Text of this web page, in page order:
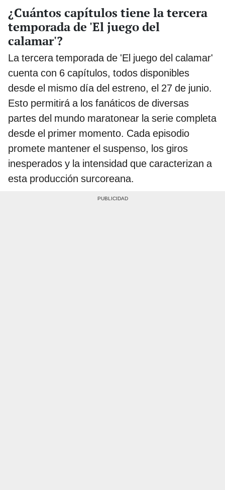
¿Cuántos capítulos tiene la tercera
temporada de 'El juego del
calamar'?
La tercera temporada de 'El juego del calamar'
cuenta con 6 capítulos, todos disponibles
desde el mismo día del estreno, el 27 de junio.
Esto permitirá a los fanáticos de diversas
partes del mundo maratonear la serie completa
desde el primer momento. Cada episodio
promete mantener el suspenso, los giros
inesperados y la intensidad que caracterizan a
esta producción surcoreana.